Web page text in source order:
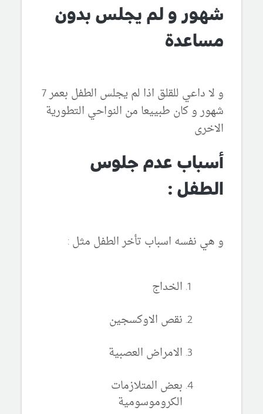
شهور و لم يجلس بدون
مساعدة
و لا داعي للقلق اذا لم يجلس الطفل بعمر 7
شهور و كان طبييعا من النواحي التطورية
الاخرى
أسباب عدم جلوس
الطفل :
و هي نفسه اسباب تأخر الطفل مثل :
الخداج
نقص الاوكسجين
الامراض العصبية
بعض المتلازمات
الكروموسومية